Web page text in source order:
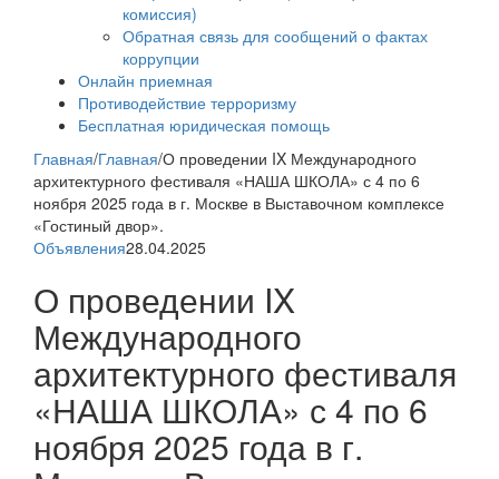
комиссия)
Обратная связь для сообщений о фактах
коррупции
Онлайн приемная
Противодействие терроризму
Бесплатная юридическая помощь
Главная/Главная/О проведении IX Международного
архитектурного фестиваля «НАША ШКОЛА» с 4 по 6
ноября 2025 года в г. Москве в Выставочном комплексе
«Гостиный двор».
Объявления28.04.2025
О проведении IX
Международного
архитектурного фестиваля
«НАША ШКОЛА» с 4 по 6
ноября 2025 года в г.